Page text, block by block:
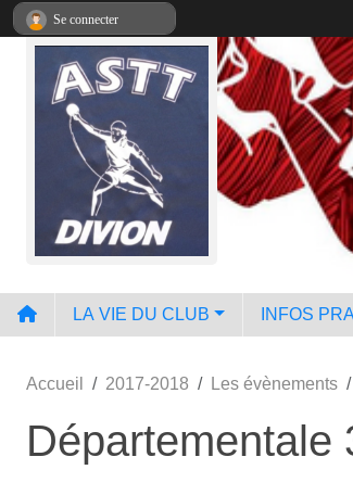
LA VIE DU CLUB INFOS
Accueil 2017-2018 Les évènements
Départementale
Se connecter
Panneau de gestion des cookies